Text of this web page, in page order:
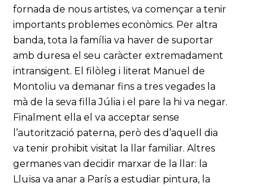
fornada de nous artistes, va començar a tenir
importants problemes econòmics. Per altra
banda, tota la família va haver de suportar
amb duresa el seu caràcter extremadament
intransigent. El filòleg i literat Manuel de
Montoliu va demanar fins a tres vegades la
mà de la seva filla Júlia i el pare la hi va negar.
Finalment ella el va acceptar sense
l’autorització paterna, però des d’aquell dia
va tenir prohibit visitat la llar familiar. Altres
germanes van decidir marxar de la llar: la
Lluïsa va anar a París a estudiar pintura, la